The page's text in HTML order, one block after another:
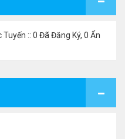
:: 0 Đã Đăng Ký, 0 Ẩn